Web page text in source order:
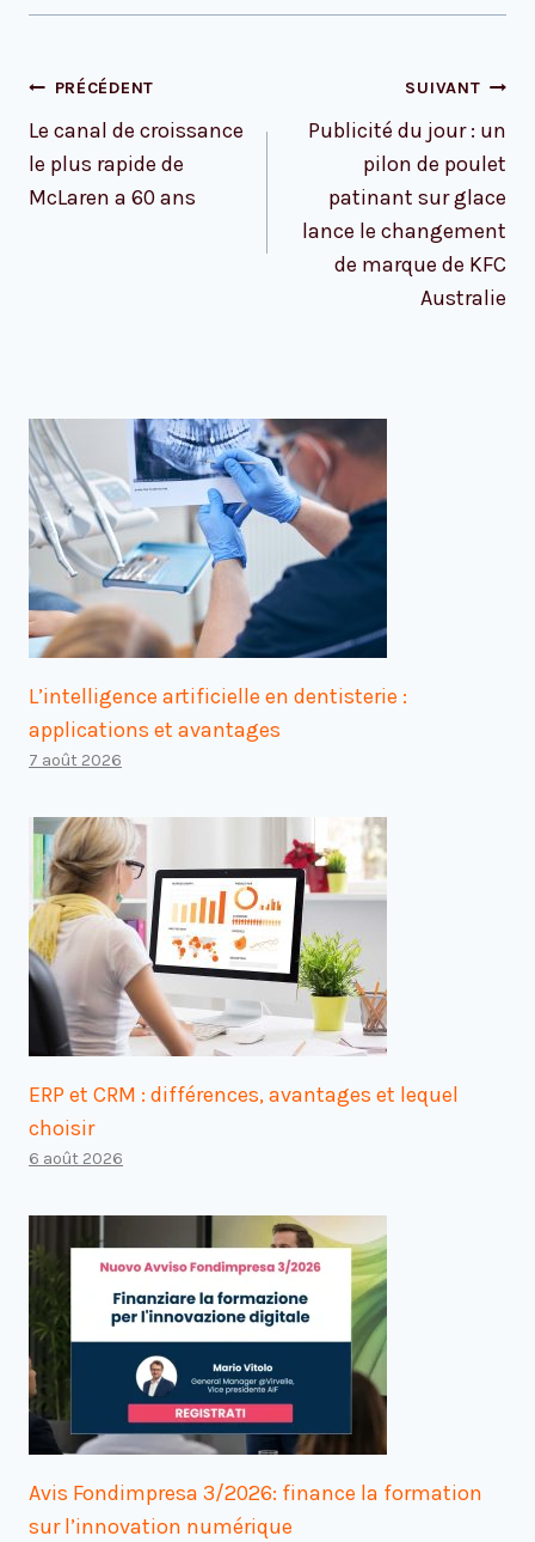
Navigation
l’article
PRÉCÉDENT
Le canal de croissance
le plus rapide de
McLaren a 60 ans
SUIVANT
Publicité du jour : un
pilon de poulet
patinant sur glace
lance le changement
de marque de KFC
Australie
L’intelligence artificielle en dentisterie :
applications et avantages
7 août 2026
ERP et CRM : différences, avantages et lequel
choisir
6 août 2026
Avis Fondimpresa 3/2026: finance la formation
sur l’innovation numérique